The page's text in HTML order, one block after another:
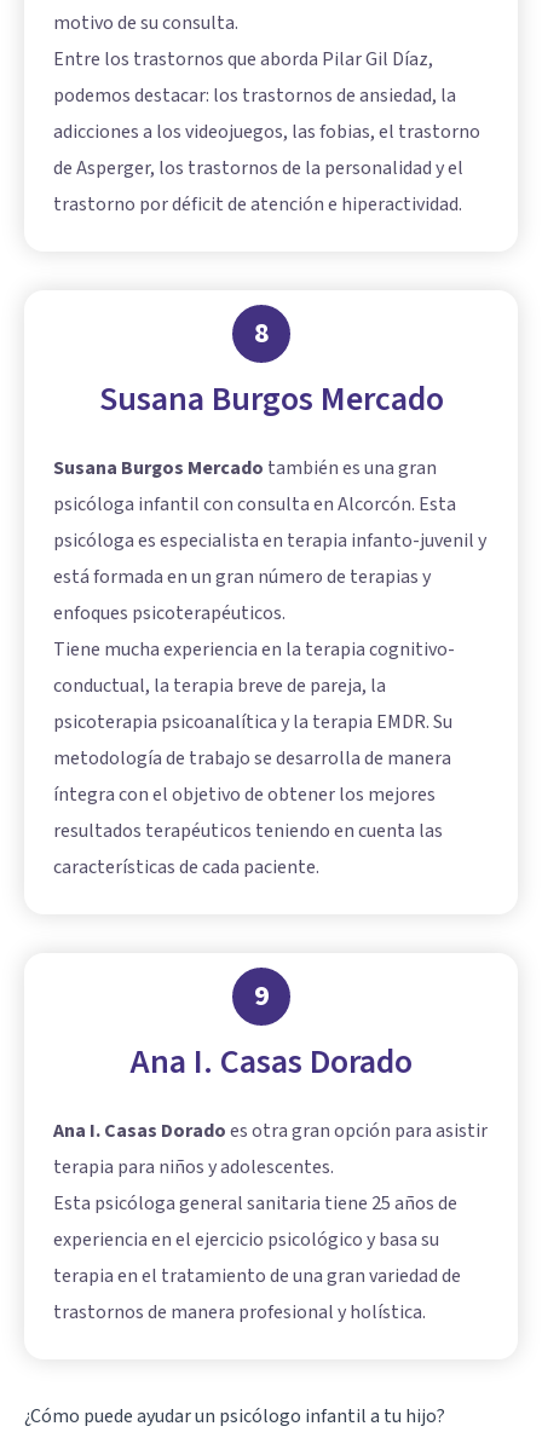
motivo de su consulta.
Entre los trastornos que aborda Pilar Gil Díaz,
podemos destacar: los trastornos de ansiedad, la
adicciones a los videojuegos, las fobias, el trastorno
de Asperger, los trastornos de la personalidad y el
trastorno por déficit de atención e hiperactividad.
8
Susana Burgos Mercado
Susana Burgos Mercado también es una gran
psicóloga infantil con consulta en Alcorcón. Esta
psicóloga es especialista en terapia infanto-juvenil y
está formada en un gran número de terapias y
enfoques psicoterapéuticos.
Tiene mucha experiencia en la terapia cognitivo-
conductual, la terapia breve de pareja, la
psicoterapia psicoanalítica y la terapia EMDR. Su
metodología de trabajo se desarrolla de manera
íntegra con el objetivo de obtener los mejores
resultados terapéuticos teniendo en cuenta las
características de cada paciente.
9
Ana I. Casas Dorado
Ana I. Casas Doradoes otra gran opción para asistir
terapia para niños y adolescentes.
Esta psicóloga general sanitaria tiene 25 años de
experiencia en el ejercicio psicológico y basa su
terapia en el tratamiento de una gran variedad de
trastornos de manera profesional y holística.
¿Cómo puede ayudar un psicólogo infantil a tu hijo?